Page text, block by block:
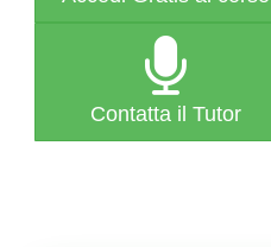
Contatta il Tutor